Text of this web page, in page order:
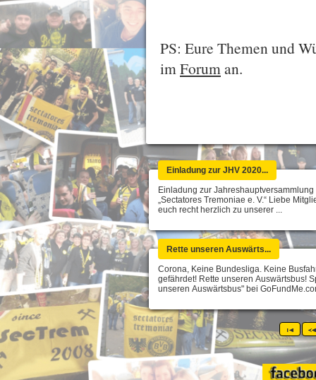
PS: Eure Themen und
imForuman.
Einladung zur JHV 2020...
Einladung zur
„Sectatores Tremoniae e. V.“ Liebe
euch recht herzlich zu unserer ...
Rette unseren Auswärts...
Corona, Keine Bundesliga. Keine
gefährdet! Rette unseren Auswärtsbus!
unseren Auswärtsbus" bei